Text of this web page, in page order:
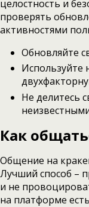
целостность и
проверять
активностями
Обновляйте
Используйте
Не делитесь
Как
Общение на
Лучший способ –
и не
на платформе